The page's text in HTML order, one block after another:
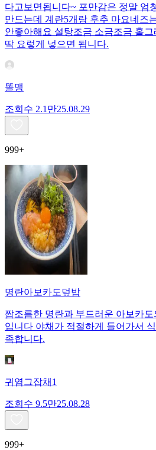
다고보면됩니다~ 포만감은 정말 엄
만드는데 계란5개랑 후추 마요네즈
안좋아해요 설탕조금 소금조금 홀
딱 요렇게 넣으면 됩니다.
똘맹
조회수 2.1만25.08.29
999+
명란아보카도덮밥
짭조름한 명란과 부드러운 아보카
입니다 야채가 적절하게 들어가서
족합니다.
귀염그잡채1
조회수 9.5만25.08.28
999+